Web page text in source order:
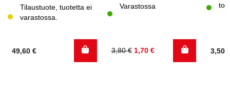
Tilaustuote, tuotetta ei
varastossa.
49,60 €
Varastossa
3,80€
Alkuperäinen
1,70 €
Nykyinen
3,50